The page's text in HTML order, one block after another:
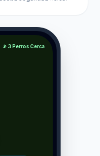
📡 3 Perros Cerca